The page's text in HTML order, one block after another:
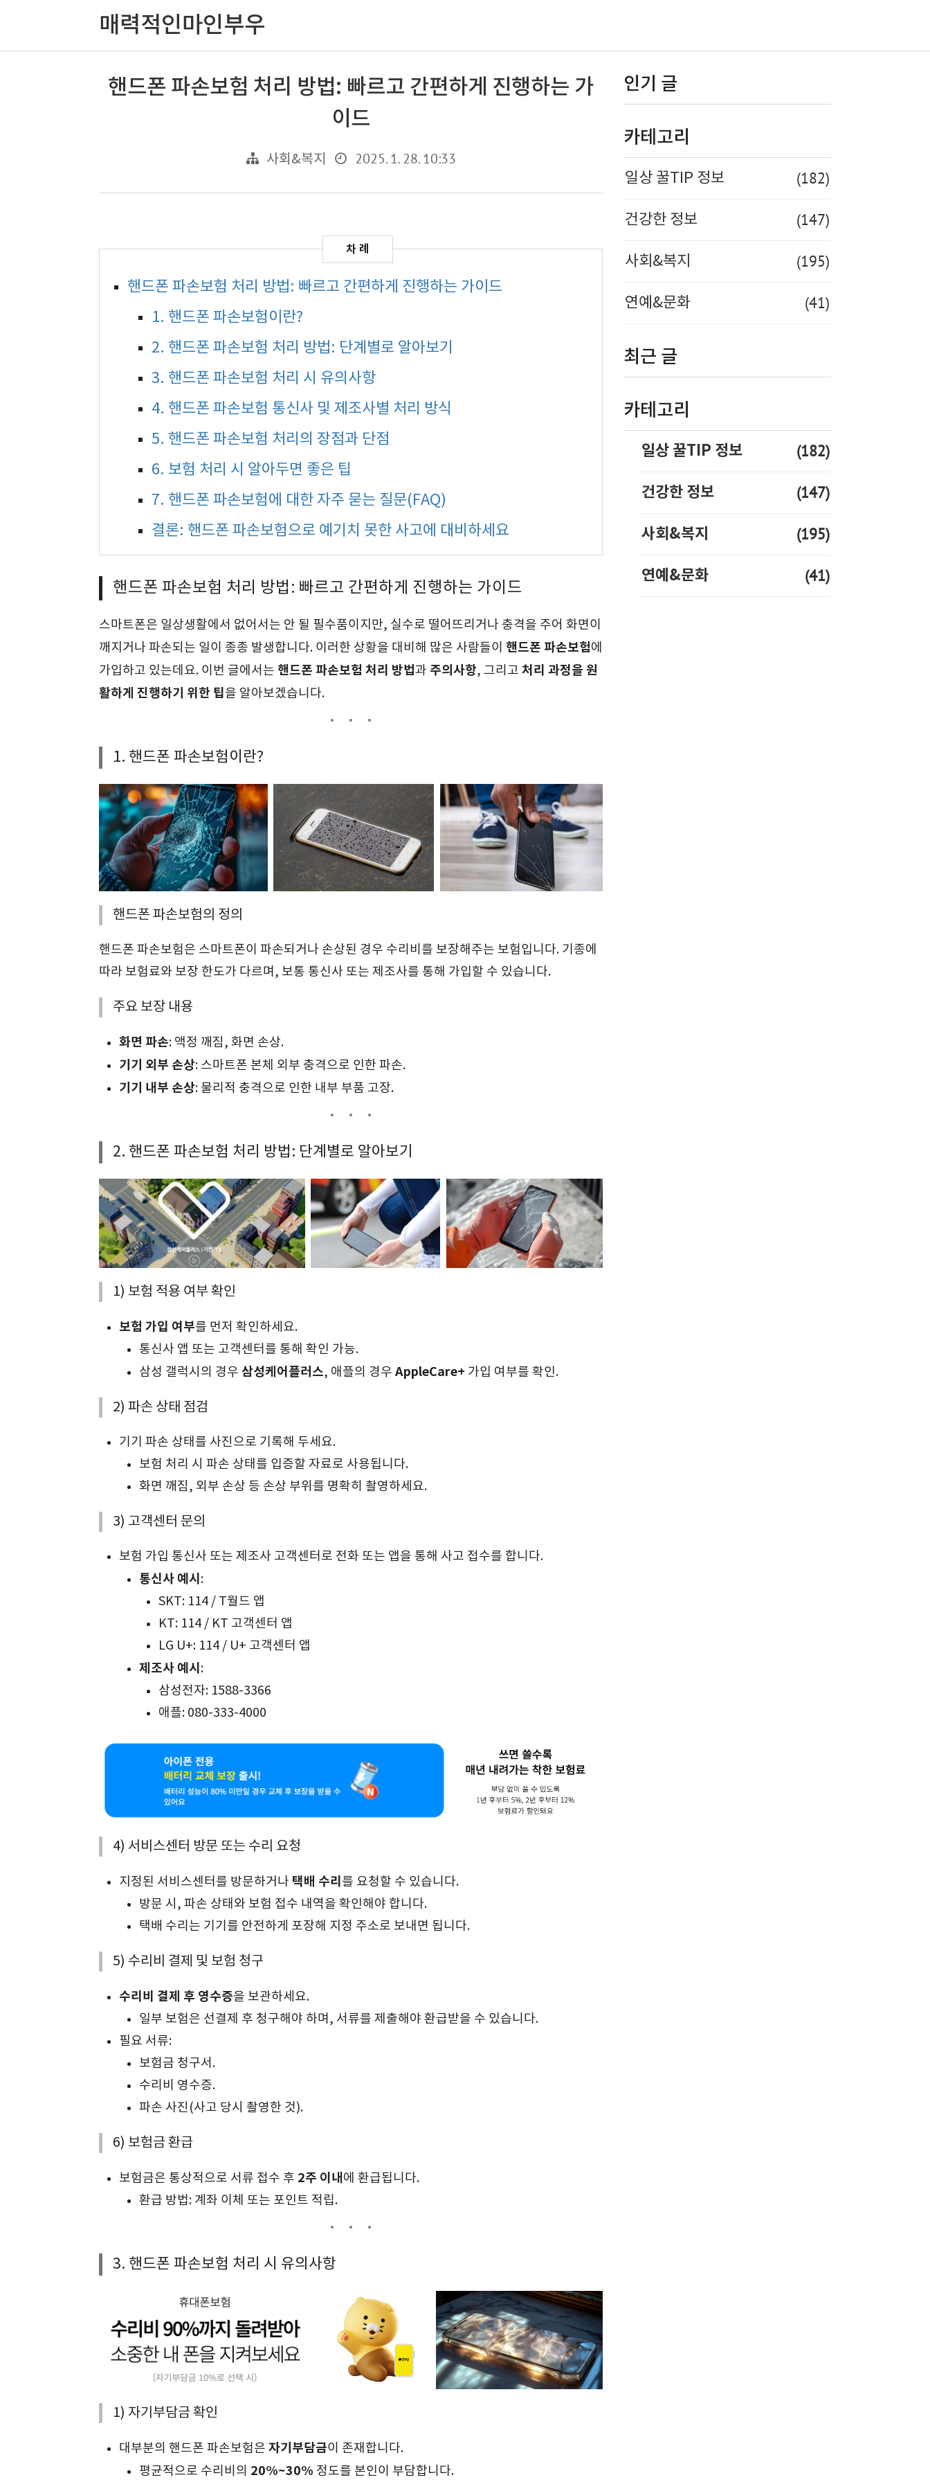
매력적인마인부우
핸드폰 파손보험 처리 방법: 빠르고 간편하게 진행하는 가
이드
사회&복지 2025. 1. 28. 10:33
핸드폰 파손보험 처리 방법: 빠르고 간편하게 진행하는 가이드
1. 핸드폰 파손보험이란?
2. 핸드폰 파손보험 처리 방법: 단계별로 알아보기
3. 핸드폰 파손보험 처리 시 유의사항
4. 핸드폰 파손보험 통신사 및 제조사별 처리 방식
5. 핸드폰 파손보험 처리의 장점과 단점
6. 보험 처리 시 알아두면 좋은 팁
7. 핸드폰 파손보험에 대한 자주 묻는 질문(FAQ)
결론: 핸드폰 파손보험으로 예기치 못한 사고에 대비하세요
핸드폰 파손보험 처리 방법: 빠르고 간편하게 진행하는 가이드
스마트폰은 일상생활에서 없어서는 안 될 필수품이지만, 실수로 떨어뜨리거나 충격을 주어 화면이
깨지거나 파손되는 일이 종종 발생합니다. 이러한 상황을 대비해 많은 사람들이 핸드폰 파손보험에
가입하고 있는데요. 이번 글에서는 핸드폰 파손보험 처리 방법과 주의사항, 그리고 처리 과정을 원
활하게 진행하기 위한 팁을 알아보겠습니다.
1. 핸드폰 파손보험이란?
핸드폰 파손보험의 정의
핸드폰 파손보험은 스마트폰이 파손되거나 손상된 경우 수리비를 보장해주는 보험입니다. 기종에
따라 보험료와 보장 한도가 다르며, 보통 통신사 또는 제조사를 통해 가입할 수 있습니다.
주요 보장 내용
화면 파손: 액정 깨짐, 화면 손상.
기기 외부 손상: 스마트폰 본체 외부 충격으로 인한 파손.
기기 내부 손상: 물리적 충격으로 인한 내부 부품 고장.
2. 핸드폰 파손보험 처리 방법: 단계별로 알아보기
1) 보험 적용 여부 확인
보험 가입 여부를 먼저 확인하세요.
통신사 앱 또는 고객센터를 통해 확인 가능.
삼성 갤럭시의 경우 삼성케어플러스, 애플의 경우 AppleCare+ 가입 여부를 확인.
2) 파손 상태 점검
기기 파손 상태를 사진으로 기록해 두세요.
보험 처리 시 파손 상태를 입증할 자료로 사용됩니다.
화면 깨짐, 외부 손상 등 손상 부위를 명확히 촬영하세요.
3) 고객센터 문의
보험 가입 통신사 또는 제조사 고객센터로 전화 또는 앱을 통해 사고 접수를 합니다.
통신사 예시 :
SKT: 114 / T월드 앱
KT: 114 / KT 고객센터 앱
LG U+: 114 / U+ 고객센터 앱
제조사 예시 :
삼성전자: 1588-3366
애플: 080-333-4000
4) 서비스센터 방문 또는 수리 요청
지정된 서비스센터를 방문하거나 택배 수리 를 요청할 수 있습니다.
방문 시, 파손 상태와 보험 접수 내역을 확인해야 합니다.
택배 수리는 기기를 안전하게 포장해 지정 주소로 보내면 됩니다.
5) 수리비 결제 및 보험 청구
수리비 결제 후 영수증을 보관하세요.
일부 보험은 선결제 후 청구해야 하며, 서류를 제출해야 환급받을 수 있습니다.
필요 서류:
보험금 청구서.
수리비 영수증.
파손 사진(사고 당시 촬영한 것).
6) 보험금 환급
보험금은 통상적으로 서류 접수 후 2주 이내 에 환급됩니다.
환급 방법: 계좌 이체 또는 포인트 적립.
3. 핸드폰 파손보험 처리 시 유의사항
1) 자기부담금 확인
대부분의 핸드폰 파손보험은 자기부담금이 존재합니다.
평균적으로 수리비의 20%~30% 정도를 본인이 부담합니다.
인기 글
카테고리
일상 꿀TIP 정보 (182)
건강한 정보 (147)
사회&복지 (195)
연예&문화 (41)
최근 글
카테고리
일상 꿀TIP 정보 (182)
건강한 정보 (147)
사회&복지 (195)
연예&문화 (41)